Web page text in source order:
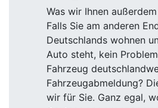
Was wir Ihnen
Falls Sie am anderen
Deutschlands wohnen
Auto steht, kein
Fahrzeug
Fahrzeugabmeldung?
wir für Sie. Ganz egal,